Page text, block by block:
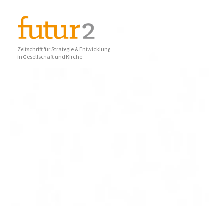
Zeitschrift für Strategie & Entwicklung
in Gesellschaft und Kirche